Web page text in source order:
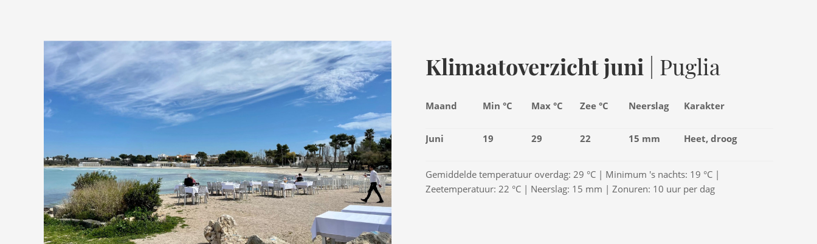
Klimaatoverzicht juni | Puglia
Maand Min °C Max °C Zee °C Neerslag Karakter
Juni 19 29 22 15 mm Heet, droog
Gemiddelde temperatuur overdag: 29 °C | Minimum 's nachts: 19 °C |
Zeetemperatuur: 22 °C | Neerslag: 15 mm | Zonuren: 10 uur per dag